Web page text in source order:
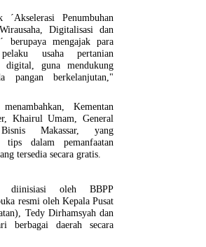
Penumbuhan
Digitalisasi dan
berupaya mengajak para
usaha pertanian
digital, guna mendukung
pangan berkelanjutan,"
Kementan
Khairul Umam, General
Makassar, yang
tips dalam pemanfaatan
tersedia secara gratis.
diinisiasi oleh BBPP
resmi oleh Kepala Pusat
Tedy Dirhamsyah dan
berbagai daerah secara